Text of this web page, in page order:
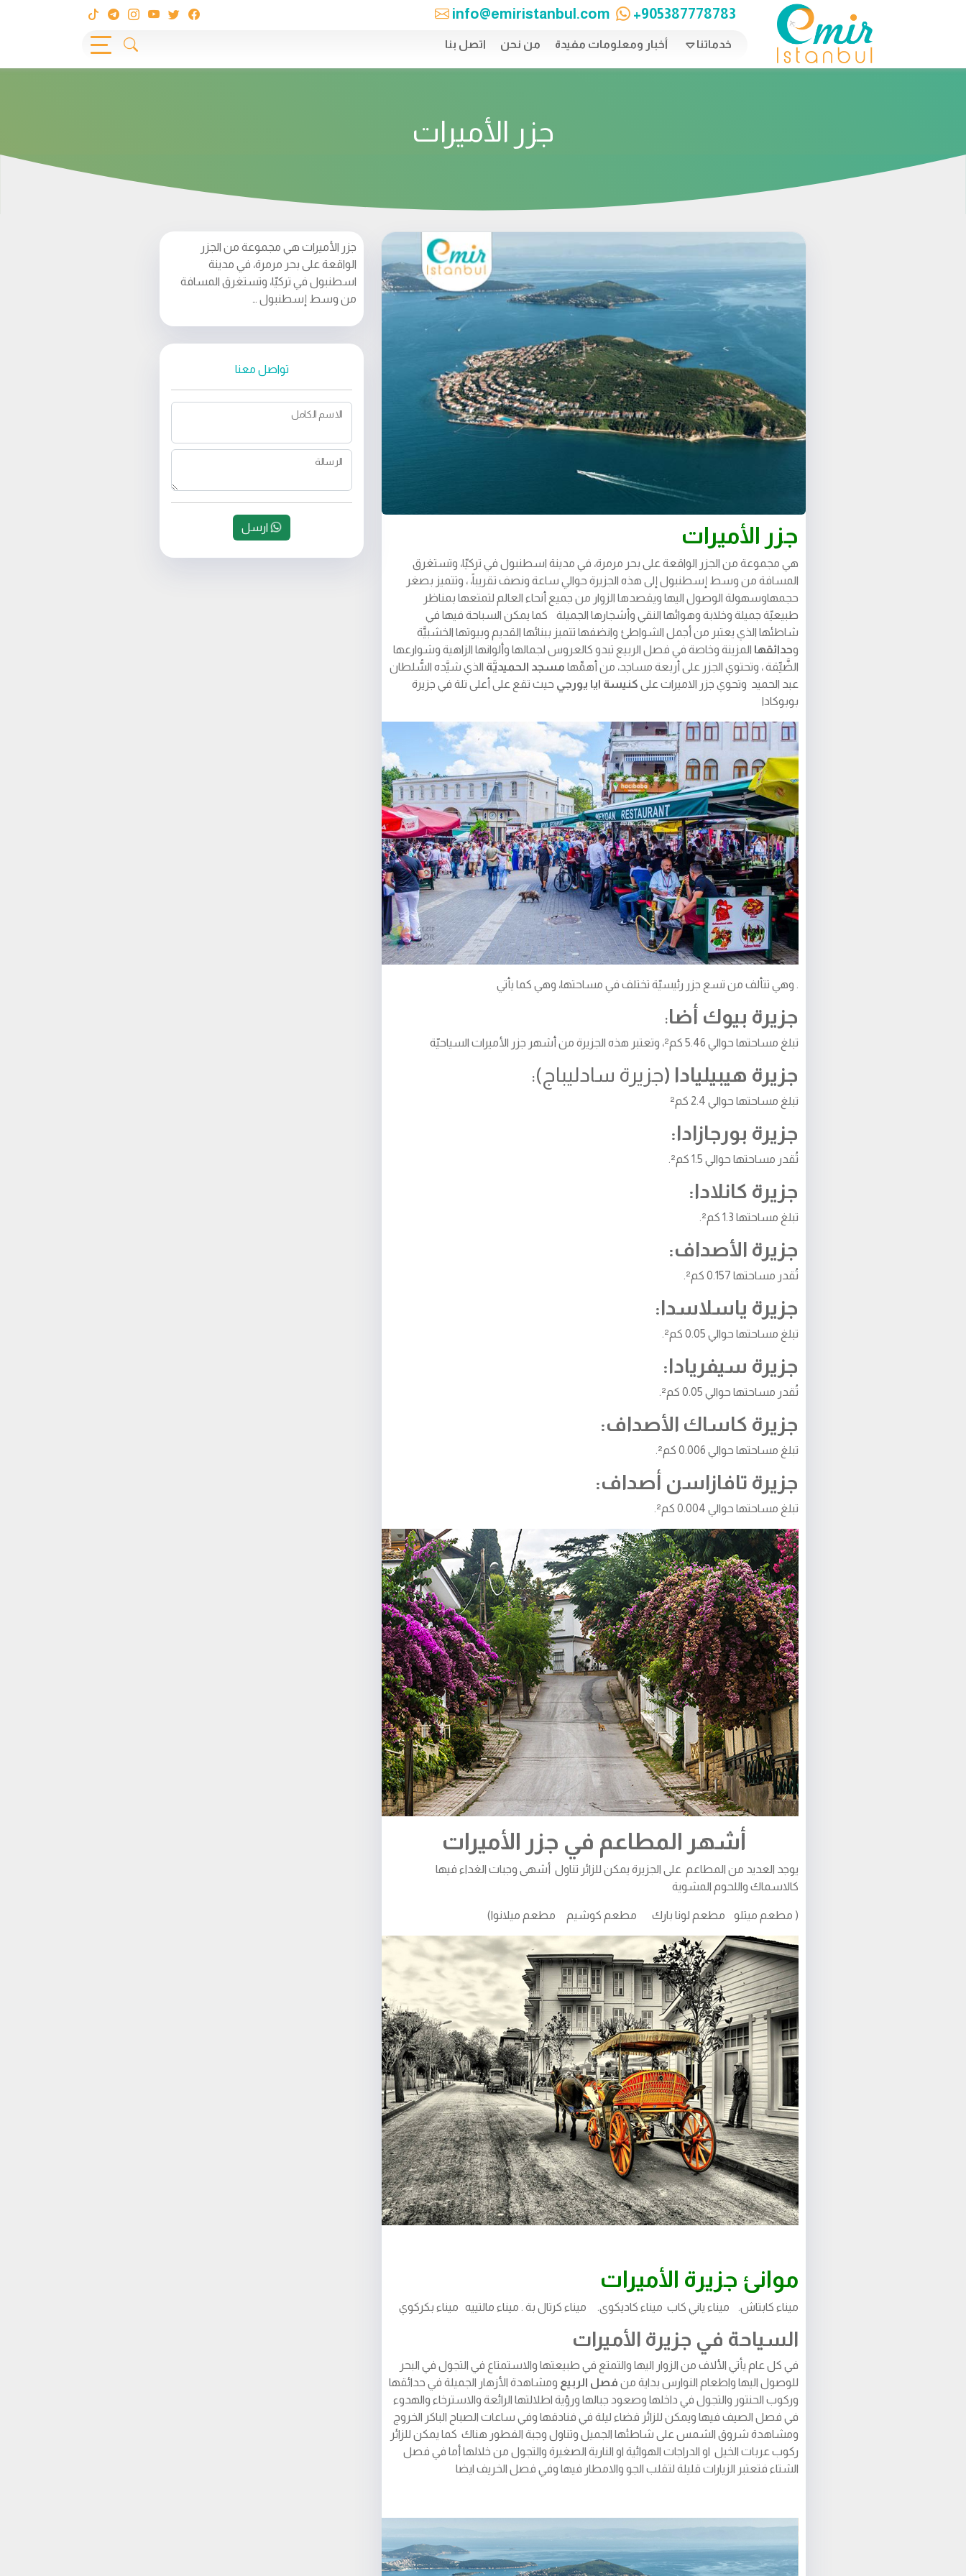
info@emiristanbul.com +905387778783
خدماتنا أخبار ومعلومات مفيدة من نحن اتصل بنا
جزر الأميرات
جزر الأميرات
هي مجموعة من الجزر الواقعة على بحر مرمرة، في مدينة اسطنبول في تركيّا، وتستغرق
المسافة من وسط إسطنبول إلى هذه الجزيرة حوالي ساعة ونصف تقريباً، ، وتتميز بصغر
حجمهاوسهولة الوصول اليها ويقصدها الزوار من جميع أنحاء العالم لتمتعها بمناظر
طبيعيّة جميلة وخلابة وهوائها النقي وأشجارها الجميلة كما يمكن السباحة فيها في
شاطئها الذي يعتبر من أجمل الشواطئ وانضفها تتميز ببنائها القديم وبيوتها الخشبيَّة
وحدائقها المزينة وخاصة في فصل الربيع تبدو كالعروس لجمالها وألوانها الزاهية وشوارعها
الضَّيِّقة ، وتحتوي الجزر على أربعة مساجد، من أهمِّها مسجد الحميديَّة الذي شيَّده السُّلطان
عبد الحميد وتحوي جزر الاميرات على كنيسة ايا يورجي حيث تقع على أعلى تلة في جزيرة
بوبوكادا
. وهي تتألف من تسع جزر رئيسيّة تختلف في مساحتها، وهي كما يأتي
جزيرة بيوك أضا:
تبلغ مساحتها حوالي 5.46 كم²، وتعتبر هذه الجزيرة من أشهر جزر الأميرات السياحيّة
جزيرة هيبيليادا (جزيرة سادليباج):
تبلغ مساحتها حوالي 2.4 كم²
جزيرة بورجازادا:
تُقدر مساحتها حوالي 1.5 كم².
جزيرة كانلادا:
تبلغ مساحتها 1.3 كم².
جزيرة الأصداف:
تُقدر مساحتها 0.157 كم².
جزيرة ياسلاسدا:
تبلغ مساحتها حوالي 0.05 كم².
جزيرة سيفريادا:
تُقدر مساحتها حوالي 0.05 كم².
جزيرة كاساك الأصداف:
تبلغ مساحتها حوالي 0.006 كم².
جزيرة تافازاسن أصداف:
تبلغ مساحتها حوالي 0.004 كم².
أشهر المطاعم في جزر الأميرات
يوجد العديد من المطاعم على الجزيرة يمكن للزائر تناول أشهى وجبات الغداء فيها
كالاسماك واللحوم المشوية
( مطعم ميتلو مطعم لونا بارك مطعم كوشيم مطعم ميلانوا)
موانئ جزيرة الأميرات
ميناء كابتاش. ميناء ياني كاب ميناء كاديكوى. ميناء كرتال بة . ميناء مالتييه ميناء بكركوي
السياحة في جزيرة الأميرات
في كل عام يأتي الألاف من الزوار اليها والتمتع في طبيعتها والاستمتاع في التجول في البحر
للوصول اليها واطعام النوارس بداية من فصل الربيع ومشاهدة الأزهار الجميلة في حدائقها
وركوب الحنتور والتجول في داخلها وصعود جبالها ورؤية اطلالتها الرائعة والاسترخاء والهدوء
في فصل الصيف فيها ويمكن للزائر قضاء ليلة في فنادقها وفي ساعات الصباح الباكر الخروج
ومشاهدة شروق الشمس على شاطئها الجميل وتناول وجبة الفطور هناك كما يمكن للزائر
ركوب عربات الخيل او الدراجات الهوائية او النارية الصغيرة والتجول من خلالها أما في فصل
الشتاء فتعتبر الزيارات قليلة لتقلب الجو والامطار فيها وفي فصل الخريف ايضا
جزر الأميرات هي مجموعة من الجزر
الواقعة على بحر مرمرة، في مدينة
اسطنبول في تركيّا، وتستغرق المسافة
من وسط إسطنبول …
تواصل معنا
الاسم الكامل
الرسالة
ارسل